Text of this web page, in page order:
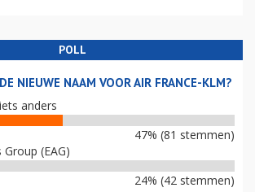
POLL
NIEUWE NAAM VOOR AIR FRANCE-KLM?
anders
47% (81 stemmen)
(EAG)
24% (42 stemmen)